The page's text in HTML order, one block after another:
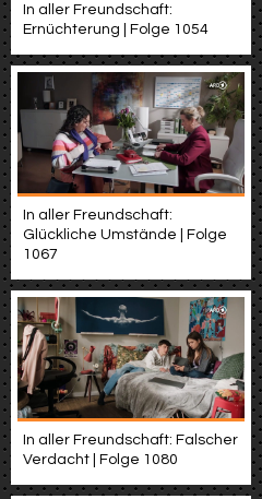
In aller Freundschaft:
Ernüchterung | Folge 1054
In aller Freundschaft:
Glückliche Umstände | Folge
1067
In aller Freundschaft: Falscher
Verdacht | Folge 1080